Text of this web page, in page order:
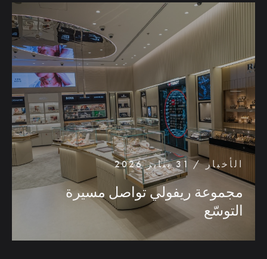
الأخبار / 31 يناير 2026
مجموعة ريفوليتواصل مسيرة
التوسّع